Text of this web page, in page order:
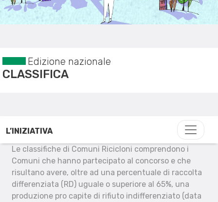
Edizione nazionale
CLASSIFICA
L’INIZIATIVA
Le classifiche di Comuni Ricicloni comprendono i
Comuni che hanno partecipato al concorso e che
risultano avere, oltre ad una percentuale di raccolta
differenziata (RD) uguale o superiore al 65%, una
produzione pro capite di rifiuto indifferenziato (data